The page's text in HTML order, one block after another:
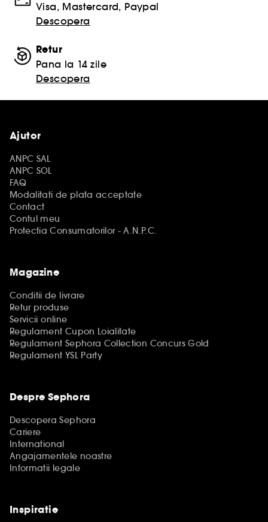
Visa, Mastercard, Paypal
Descopera
Retur
Pana la 14 zile
Descopera
Ajutor
ANPC SAL
ANPC SOL
FAQ
Modalitati de plata acceptate
Contact
Contul meu
Protectia Consumatorilor - A.N.P.C.
Magazine
Conditii de livrare
Retur produse
Servicii online
Regulament Cupon Loialitate
Regulament Sephora Collection Concurs Gold
Regulament YSL Party
Despre Sephora
Descopera Sephora
Cariere
International
Angajamentele noastre
Informatii legale
Inspiratie